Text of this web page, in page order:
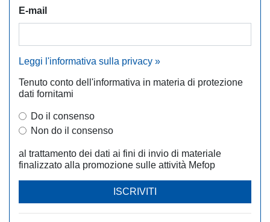
E-mail
Leggi l'informativa sulla privacy »
Tenuto conto dell'informativa in materia di protezione
dati fornitami
Do il consenso
Non do il consenso
al trattamento dei dati ai fini di invio di materiale
finalizzato alla promozione sulle attività Mefop
ISCRIVITI